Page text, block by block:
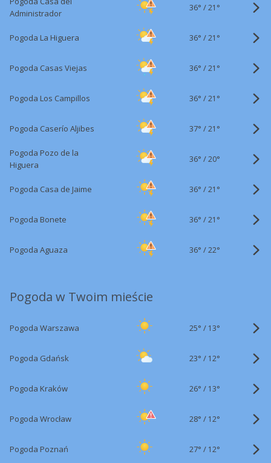
Administrador
36° /21°
Pogoda La Higuera 36° /21°
Pogoda Casas Viejas 36° /21°
Pogoda Los Campillos 36° /21°
Pogoda Caserío Aljibes 37° /21°
Pogoda Pozo de la
Higuera
36° /20°
Pogoda Casa de Jaime 36° /21°
Pogoda Bonete 36° /21°
Pogoda Aguaza 36° /22°
Pogoda w Twoim mieście
Pogoda Warszawa 25° / 13°
Pogoda Gdańsk 23° / 12°
Pogoda Kraków 26° / 13°
Pogoda Wrocław 28° / 12°
Pogoda Poznań 27° / 12°